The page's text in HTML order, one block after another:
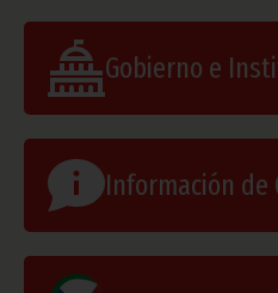
Gobierno e
Información de